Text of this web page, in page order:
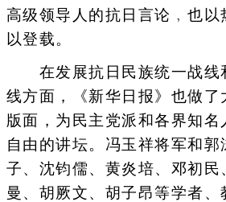
高级领导人的抗日言论﹐也以
以登载。
在发展抗日民族统一战线
线方面，《新华日报》也做了
版面，为民主党派和各界知
自由的讲坛。冯玉祥将军和郭
子、沈钧儒、黄炎培、邓初民
曼、胡厥文、胡子昂等学者、